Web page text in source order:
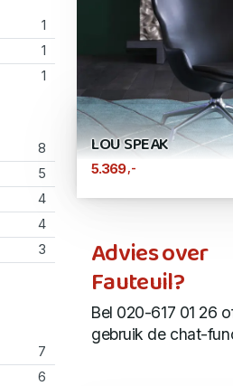
1
1
1
8
5
4
4
3
7
6
LOU SPEAK
5.369 ,-
Advies over
Fauteuil?
Bel 020-617 01 26
gebruik de chat-